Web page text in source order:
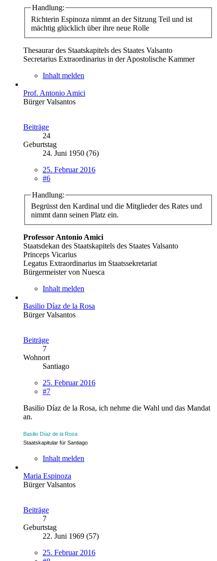
Handlung:
Richterin Espinoza nimmt an der Sitzung Teil und ist
mächtig glücklich über ihre neue Rolle
Thesaurar des Staatskapitels des Staates Valsanto
Secretarius Extraordinarius in der Apostolische Kammer
Inhalt melden
Prof. Antonio Amici
Bürger Valsantos
Beiträge
24
Geburtstag
24. Juni 1950 (76)
25. Februar 2016
#6
Handlung:
Begrüsst den Kardinal und die Mitglieder des Rates und
nimmt dann seinen Platz ein.
Professor Antonio Amici
Staatsdekan des Staatskapitels des Staates Valsanto
Princeps Vicarius
Legatus Extraordinarius im Staatssekretariat
Bürgermeister von Nuesca
Inhalt melden
Basilio Díaz de la Rosa
Bürger Valsantos
Beiträge
7
Wohnort
Santiago
25. Februar 2016
#7
Basilio Díaz de la Rosa, ich nehme die Wahl und das Mandat
an.
Basilio Díaz de la Rosa
Staatskapitular für Santiago
Inhalt melden
Maria Espinoza
Bürger Valsantos
Beiträge
7
Geburtstag
22. Juni 1969 (57)
25. Februar 2016